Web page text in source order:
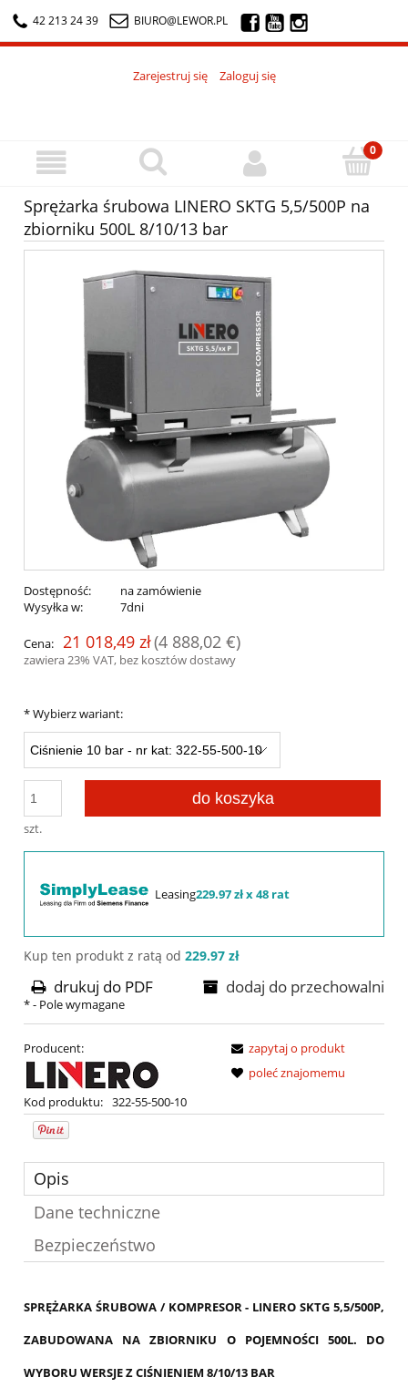
42 213 24 39 BIURO@LEWOR.PL
Zarejestruj się Zaloguj się
Sprężarka śrubowa LINERO SKTG 5,5/500P na
zbiorniku 500L 8/10/13 bar
Dostępność:
na zamówienie
Wysyłka w:
7dni
Cena: 21 018,49 zł(4 888,02 €)
zawiera 23% VAT, bez kosztów dostawy
*Wybierz wariant:
szt.
do koszyka
Leasing229.97 zł x 48 rat
Kup ten produkt z ratą od 229.97 zł
dodaj do przechowalni
drukuj do PDF
*- Pole wymagane
Producent:
Kod produktu: 322-55-500-10
zapytaj o produkt
poleć znajomemu
Opis
Dane techniczne
Bezpieczeństwo
SPRĘŻARKA ŚRUBOWA / KOMPRESOR - LINERO SKTG 5,5/500P,
ZABUDOWANA NA ZBIORNIKU O POJEMNOŚCI 500L. DO
WYBORU WERSJE Z CIŚNIENIEM 8/10/13 BAR